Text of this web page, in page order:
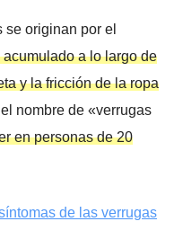
se originan por el
a lo largo de
y la fricción de la ropa
nombre de «verrugas
en personas de 20
de las verrugas